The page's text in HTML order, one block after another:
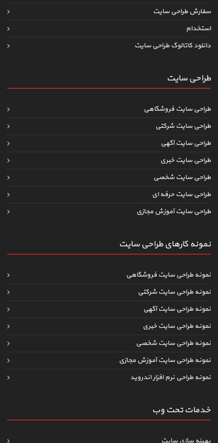
سفارش طراحی سایت
استخدام
دانلود کاتالوگ طراحی سایت
طراحی سایت
طراحی سایت فروشگاهی
طراحی سایت شرکتی
طراحی سایت آگهی
طراحی سایت خبری
طراحی سایت شخصی
طراحی سایت حرفه ای
طراحی سایت آموزش مجازی
نمونه کارهای طراحی سایت
نمونه طراحی سایت فروشگاهی
نمونه طراحی سایت شرکتی
نمونه طراحی سایت آگهی
نمونه طراحی سایت خبری
نمونه طراحی سایت شخصی
نمونه طراحی سایت آموزش مجازی
نمونه طراحی نرم افزار اندروید
خدمات تحت وب
بهینه سازی سایت